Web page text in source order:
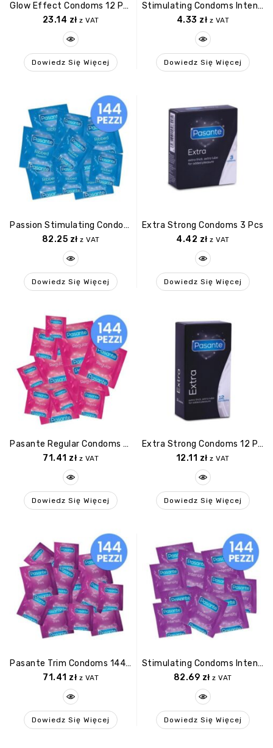
Glow Effect Condoms 12 Pcs
23.14 zł z VAT
Dowiedz Się Więcej
Stimulating Condoms Intensity 3 Pcs
4.33 zł z VAT
Dowiedz Się Więcej
Passion Stimulating Condoms 144 Pcs
82.25 zł z VAT
Dowiedz Się Więcej
Extra Strong Condoms 3 Pcs
4.42 zł z VAT
Dowiedz Się Więcej
Pasante Regular Condoms 144 Pcs
71.41 zł z VAT
Dowiedz Się Więcej
Extra Strong Condoms 12 Pcs
12.11 zł z VAT
Dowiedz Się Więcej
Pasante Trim Condoms 144 Pcs
71.41 zł z VAT
Dowiedz Się Więcej
Stimulating Condoms Intensity 144 Pcs
82.69 zł z VAT
Dowiedz Się Więcej